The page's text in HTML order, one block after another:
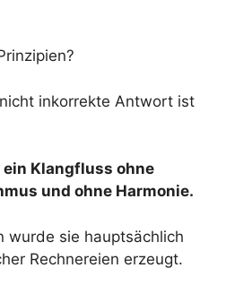
inkorrekte Antwort ist
ein Klangfluss ohne
und ohne Harmonie.
wurde sie hauptsächlich
Rechnereien erzeugt.